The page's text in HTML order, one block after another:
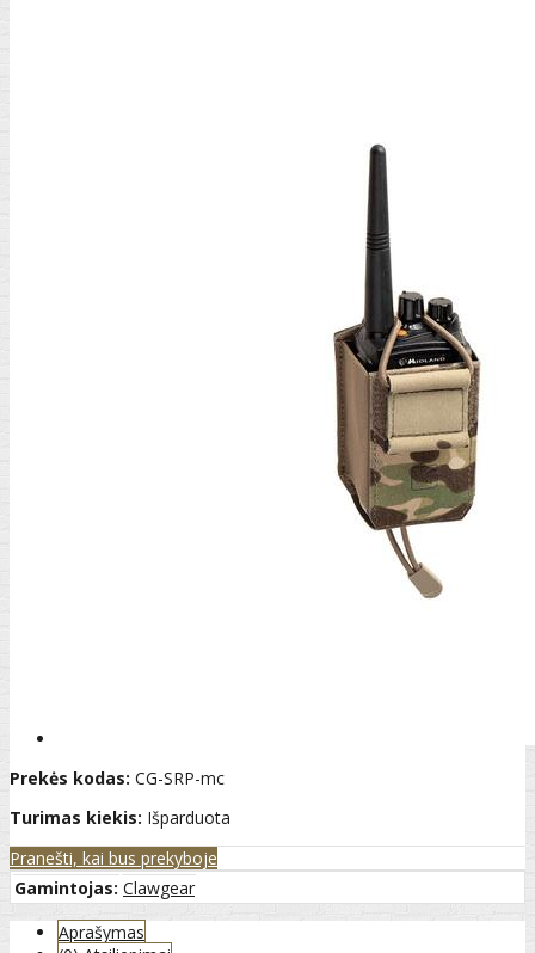
Prekės kodas: CG-SRP-mc
Turimas kiekis: Išparduota
Pranešti, kai bus prekyboje
Gamintojas: Clawgear
Aprašymas